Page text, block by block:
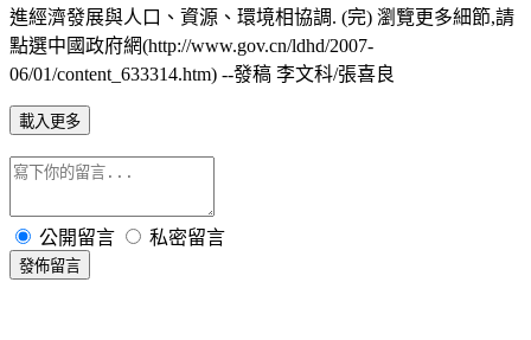
進經濟發展與人口、資源、環境相協調. (完) 瀏覽更多細節,請
點選中國政府網(http://www.gov.cn/ldhd/2007-
06/01/content_633314.htm) --發稿 李文科/張喜良
載入更多
公開留言 私密留言
發佈留言